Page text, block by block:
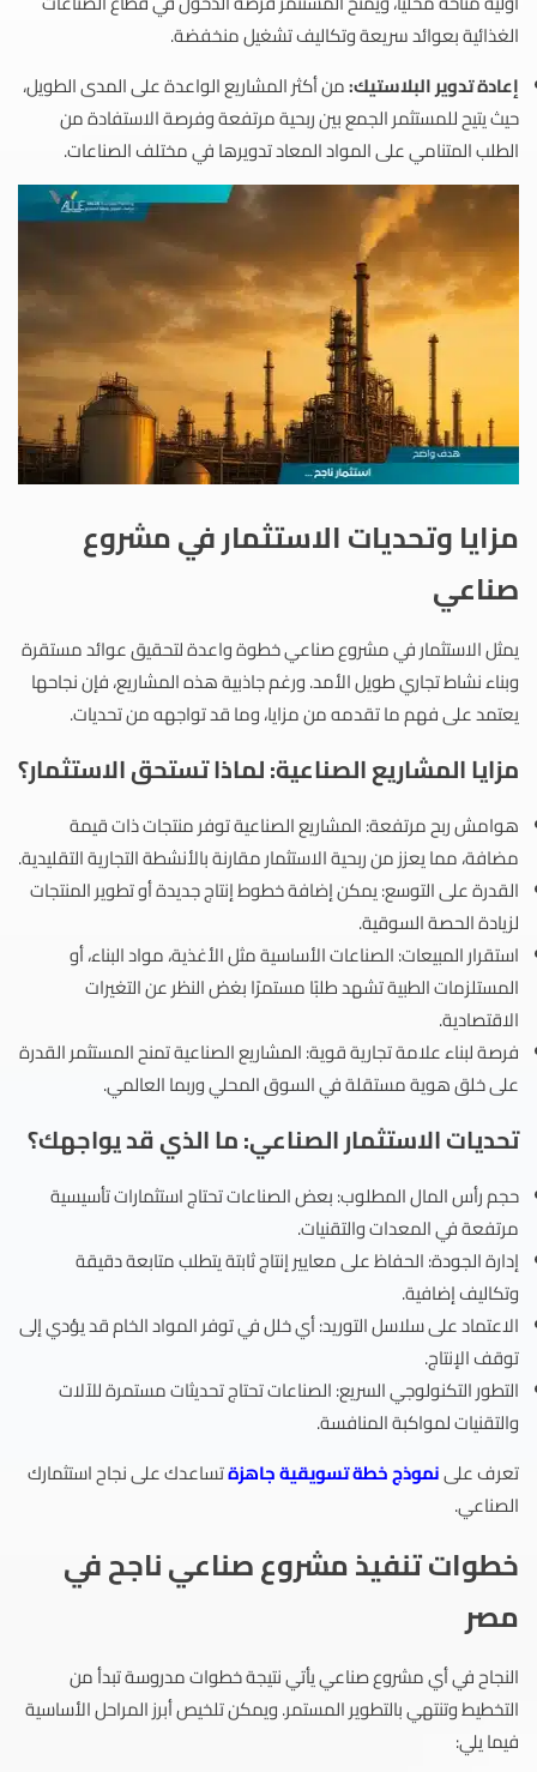
الغذائية بعوائد سريعة وتكاليف تشغيل منخفضة.
إعادة تدوير البلاستيك:من أكثر المشاريع الواعدة على المدى الطويل،
حيث يتيح للمستثمر الجمع بين ربحية مرتفعة وفرصة الاستفادة من
الطلب المتنامي على المواد المعاد تدويرها في مختلف الصناعات.
مزايا وتحديات الاستثمار في مشروع
صناعي
يمثل الاستثمار في مشروع صناعي خطوة واعدة لتحقيق عوائد مستقرة
وبناء نشاط تجاري طويل الأمد. ورغم جاذبية هذه المشاريع، فإن نجاحها
يعتمد على فهم ما تقدمه من مزايا، وما قد تواجهه من تحديات.
مزايا المشاريع الصناعية: لماذا تستحق الاستثمار؟
هوامش ربح مرتفعة: المشاريع الصناعية توفر منتجات ذات قيمة
مضافة، مما يعزز من ربحية الاستثمار مقارنة بالأنشطة التجارية التقليدية.
القدرة على التوسع: يمكن إضافة خطوط إنتاج جديدة أو تطوير المنتجات
لزيادة الحصة السوقية.
استقرار المبيعات: الصناعات الأساسية مثل الأغذية، مواد البناء، أو
المستلزمات الطبية تشهد طلبًا مستمرًا بغض النظر عن التغيرات
الاقتصادية.
فرصة لبناء علامة تجارية قوية: المشاريع الصناعية تمنح المستثمر القدرة
على خلق هوية مستقلة في السوق المحلي وربما العالمي.
تحديات الاستثمار الصناعي: ما الذي قد يواجهك؟
حجم رأس المال المطلوب: بعض الصناعات تحتاج استثمارات تأسيسية
مرتفعة في المعدات والتقنيات.
إدارة الجودة: الحفاظ على معايير إنتاج ثابتة يتطلب متابعة دقيقة
وتكاليف إضافية.
الاعتماد على سلاسل التوريد: أي خلل في توفر المواد الخام قد يؤدي إلى
توقف الإنتاج.
التطور التكنولوجي السريع: الصناعات تحتاج تحديثات مستمرة للآلات
والتقنيات لمواكبة المنافسة.
تعرف علىنموذج خطة تسويقية جاهزةتساعدك على نجاح استثمارك
الصناعي.
خطوات تنفيذ مشروع صناعي ناجح في
مصر
النجاح في أي مشروع صناعي يأتي نتيجة خطوات مدروسة تبدأ من
التخطيط وتنتهي بالتطوير المستمر. ويمكن تلخيص أبرز المراحل الأساسية
فيما يلي: